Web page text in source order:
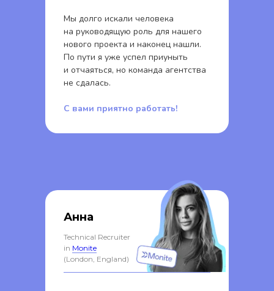
Мы долго искали человека
на руководящую роль для нашего
нового проекта и наконец нашли.
По пути я уже успел приуныть
и отчаяться, но команда агентства
не сдалась.
С вами приятно работать!
Анна
Technical Recruiter
in Monite
(London, England)